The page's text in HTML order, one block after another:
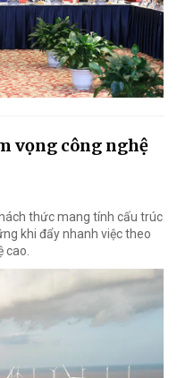
vọng công nghệ
thức mang tính cấu trúc
khi đẩy nhanh việc theo
cao.